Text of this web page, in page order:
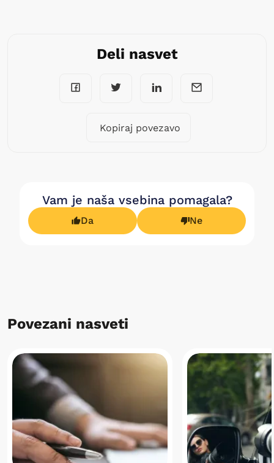
Deli nasvet
Kopiraj povezavo
Vam je naša vsebina pomagala?
Da Ne
Povezani nasveti